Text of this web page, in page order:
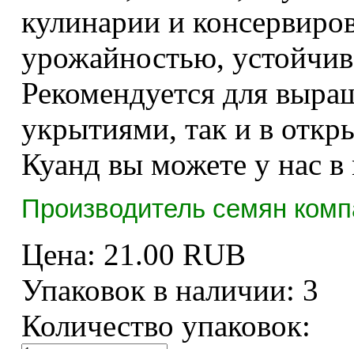
кулинарии и
урожайностью,
Рекомендуется для
укрытиями, так и в
Куанд вы можете у нас
Производитель семян
Цена: 21.00 RUB
Упаковок в наличии: 3
Количество упаковок: